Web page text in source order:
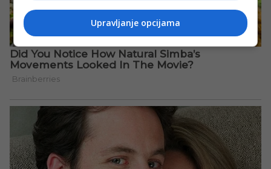
Upravljanje opcijama